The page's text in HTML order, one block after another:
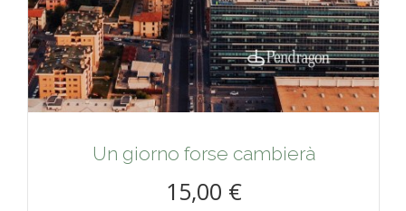
Un giorno forse cambierà
15,00 €